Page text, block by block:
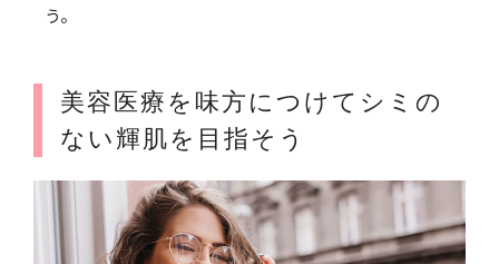
う。
美容医療を味方につけてシミの
ない輝肌を目指そう